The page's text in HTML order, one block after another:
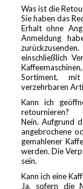
Was ist die
Sie haben das
Erhalt ohne
Anmeldung
einschließlich
Sortiment,
verzehrbaren
Kann ich
retournieren?
Nein. Aufgrund
angebrochene
gemahlener
werden. Die
sein.
Kann ich eine
Ja, sofern die